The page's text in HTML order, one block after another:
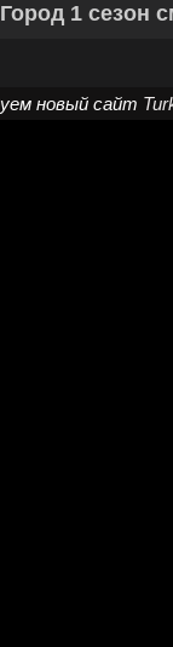
Город 1 сезон
новый сайт